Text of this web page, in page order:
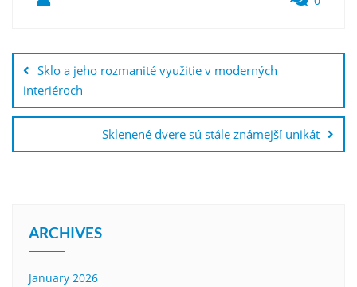
navigation
Sklo a jeho rozmanité využitie v moderných
interiéroch
Sklenené dvere sú stále známejší unikát
ARCHIVES
January 2026